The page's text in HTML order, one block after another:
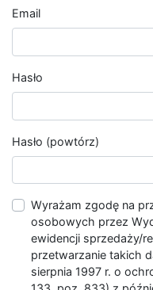
Email
Hasło
Hasło (powtórz)
Wyrażam zgodę na
osobowych przez
ewidencji sprzedaży/
przetwarzanie takich
sierpnia 1997 r. o